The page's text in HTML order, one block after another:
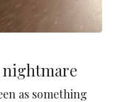
as something